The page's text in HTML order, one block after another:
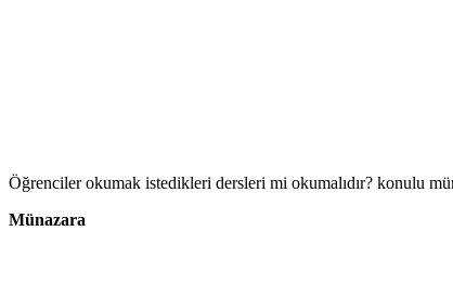
Öğrenciler okumak istedikleri dersleri mi okumalıdır? konulu
Münazara